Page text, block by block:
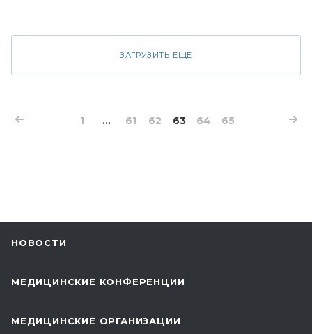
ЗАГРУЗИТЬ ЕЩЕ
1 ... 61 62 63 64 65
НОВОСТИ
МЕДИЦИНСКИЕ КОНФЕРЕНЦИИ
МЕДИЦИНСКИЕ ОРГАНИЗАЦИИ